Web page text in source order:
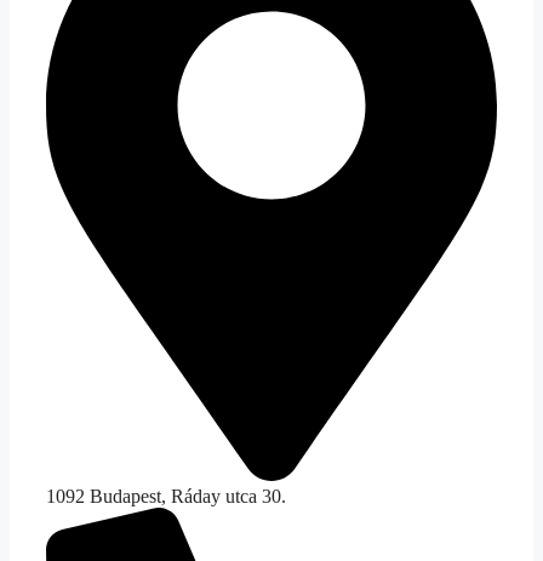
1092 Budapest, Ráday utca 30.